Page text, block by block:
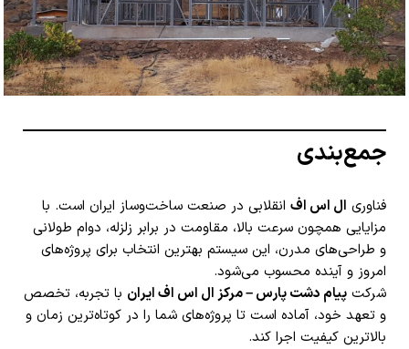
جمع‌بندی
فناوری ال اس اف انقلابی در صنعت ساخت‌وساز ایران است. با
مزایایی همچون سرعت بالا، مقاومت در برابر زلزله، دوام طولانی
و طراحی‌های مدرن، این سیستم بهترین انتخاب برای پروژه‌های
امروز و آینده محسوب می‌شود.
شرکت پیام دشت پارس – مرکز ال اس اف ایران با تجربه، تخصص
و تعهد خود، آماده است تا پروژه‌های شما را در کوتاه‌ترین زمان و
بالاترین کیفیت اجرا کند.